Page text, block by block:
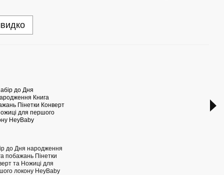
до Дня народження
побажань Пінетки
та Ножиці для
локону HeyBaby